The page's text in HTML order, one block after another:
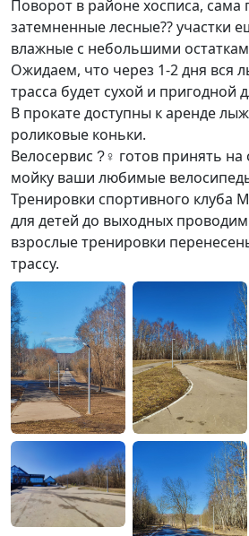
Поворот в районе хосписа, сама
затемненные лесные?? участки
влажные с небольшими
Ожидаем, что через 1-2 дня вся
трасса будет сухой и пригодной
В прокате доступны к аренде
роликовые коньки.
Велосервис ?‍♀ готов принять
мойку ваши любимые
Тренировки спортивного клуба
для детей до выходных
взрослые тренировки
трассу.